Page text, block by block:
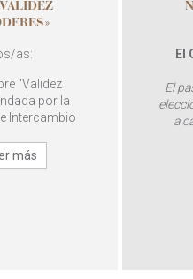
as:
"Validez
por la
Intercambio
más
El
El
a